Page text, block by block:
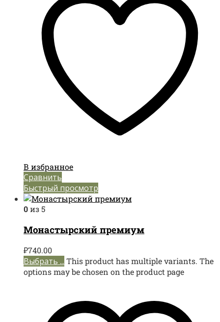
В избранное
Сравнить
Быстрый просмотр
0из 5
Монастырский премиум
₽740.00
Выбрать ... This product has multiple variants. The
options may be chosen on the product page